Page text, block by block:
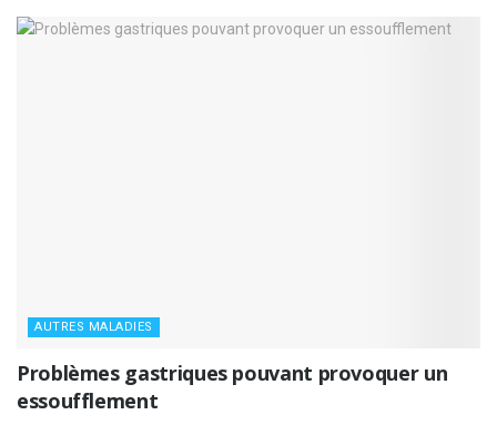
AUTRES MALADIES
Problèmes gastriques pouvant provoquer un
essoufflement